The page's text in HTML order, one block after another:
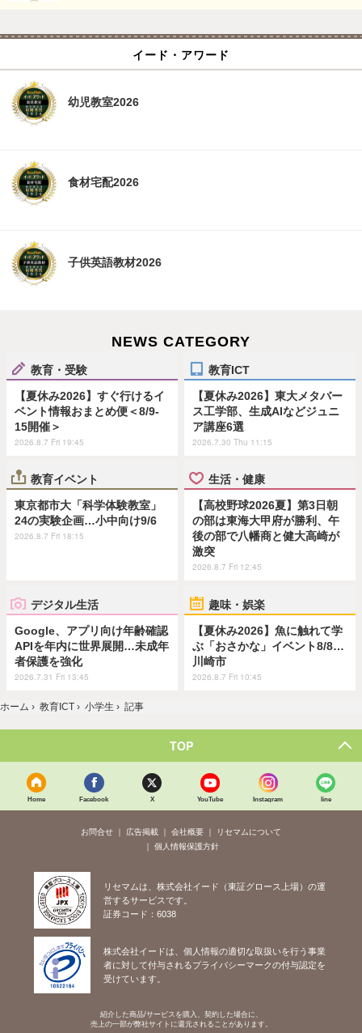
イード・アワード
幼児教室2026
食材宅配2026
子供英語教材2026
NEWS CATEGORY
教育・受験
【夏休み2026】すぐ行けるイ
ベント情報おまとめ便＜8/9-
15開催＞
2026.8.7 Fri 19:45
教育ICT
【夏休み2026】東大メタバー
ス工学部、生成AIなどジュニ
ア講座6選
2026.7.30 Thu 11:15
教育イベント
東京都市大「科学体験教室」
24の実験企画…小中向け9/6
2026.8.7 Fri 18:15
生活・健康
【高校野球2026夏】第3日朝
の部は東海大甲府が勝利、午
後の部で八幡商と健大高崎が
激突
2026.8.7 Fri 12:45
デジタル生活
Google、アプリ向け年齢確認
APIを年内に世界展開…未成年
者保護を強化
2026.7.31 Fri 13:45
趣味・娯楽
【夏休み2026】魚に触れて学
ぶ「おさかな」イベント8/8…
川崎市
2026.8.7 Fri 10:45
ホーム › 教育ICT › 小学生 › 記事
TOP
Home Facebook X YouTube Instagram line
お問合せ 広告掲載 会社概要
リセマムについて
個人情報保護方針
リセマムは、株式会社イード（東証グロース上場）の運
営するサービスです。
証券コード：6038
株式会社イードは、個人情報の適切な取扱いを行う事業
者に対して付与されるプライバシーマークの付与認定を
受けています。
紹介した商品/サービスを購入、契約した場合に、
売上の一部が弊社サイトに還元されることがあります。